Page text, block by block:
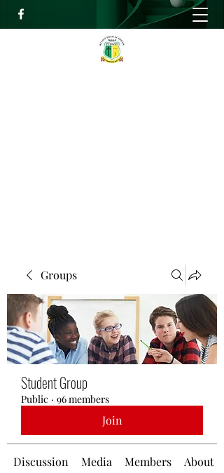
Groups
Student Group
Public · 96 members
Join
Discussion Media Members About